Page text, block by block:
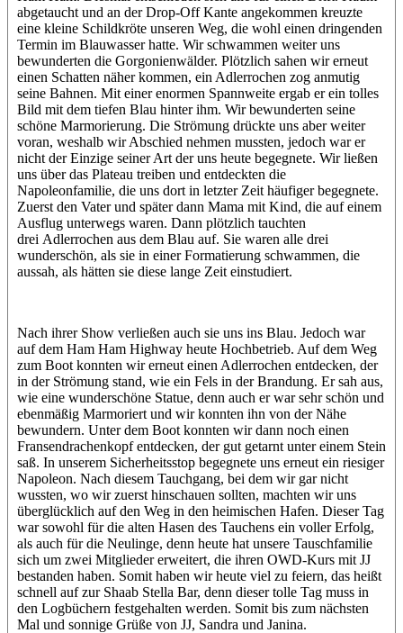
abgetaucht und an der Drop-Off Kante angekommen kreuzte
eine kleine Schildkröte unseren Weg, die wohl einen dringenden
Termin im Blauwasser hatte. Wir schwammen weiter uns
bewunderten die Gorgonienwälder. Plötzlich sahen wir erneut
einen Schatten näher kommen, ein Adlerrochen zog anmutig
seine Bahnen. Mit einer enormen Spannweite ergab er ein tolles
Bild mit dem tiefen Blau hinter ihm. Wir bewunderten seine
schöne Marmorierung. Die Strömung drückte uns aber weiter
voran, weshalb wir Abschied nehmen mussten, jedoch war er
nicht der Einzige seiner Art der uns heute begegnete. Wir ließen
uns über das Plateau treiben und entdeckten die
Napoleonfamilie, die uns dort in letzter Zeit häufiger begegnete.
Zuerst den Vater und später dann Mama mit Kind, die auf einem
Ausflug unterwegs waren. Dann plötzlich tauchten
drei Adlerrochen aus dem Blau auf. Sie waren alle drei
wunderschön, als sie in einer Formatierung schwammen, die
aussah, als hätten sie diese lange Zeit einstudiert.
Nach ihrer Show verließen auch sie uns ins Blau. Jedoch war
auf dem Ham Ham Highway heute Hochbetrieb. Auf dem Weg
zum Boot konnten wir erneut einen Adlerrochen entdecken, der
in der Strömung stand, wie ein Fels in der Brandung. Er sah aus,
wie eine wunderschöne Statue, denn auch er war sehr schön und
ebenmäßig Marmoriert und wir konnten ihn von der Nähe
bewundern. Unter dem Boot konnten wir dann noch einen
Fransendrachenkopf entdecken, der gut getarnt unter einem Stein
saß. In unserem Sicherheitsstop begegnete uns erneut ein riesiger
Napoleon. Nach diesem Tauchgang, bei dem wir gar nicht
wussten, wo wir zuerst hinschauen sollten, machten wir uns
überglücklich auf den Weg in den heimischen Hafen. Dieser Tag
war sowohl für die alten Hasen des Tauchens ein voller Erfolg,
als auch für die Neulinge, denn heute hat unsere Tauschfamilie
sich um zwei Mitglieder erweitert, die ihren OWD-Kurs mit JJ
bestanden haben. Somit haben wir heute viel zu feiern, das heißt
schnell auf zur Shaab Stella Bar, denn dieser tolle Tag muss in
den Logbüchern festgehalten werden. Somit bis zum nächsten
Mal und sonnige Grüße von JJ, Sandra und Janina.